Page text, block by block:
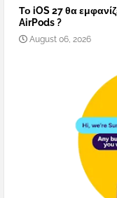
Το iOS 27 θα
AirPods ?
August 06, 2026